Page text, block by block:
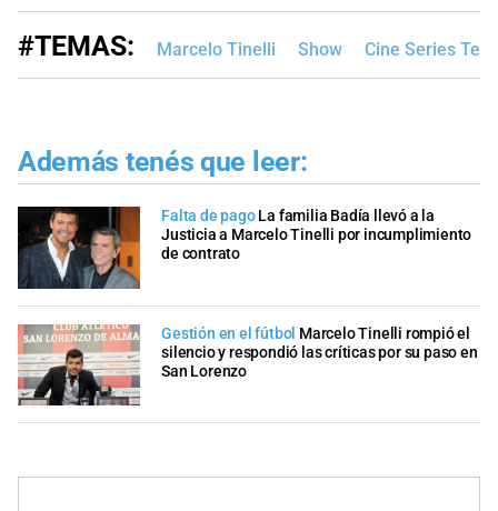
#TEMAS: Marcelo Tinelli Show Cine Series
Además tenés que leer:
Falta de pago La familia Badía llevó a la
Justicia a Marcelo Tinelli por incumplimiento
de contrato
Gestión en el fútbol Marcelo Tinelli rompió el
silencio y respondió las críticas por su paso en
San Lorenzo